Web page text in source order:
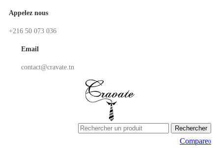
Appelez nous
+216 50 073 036
Email
contact@cravate.tn
Rechercher
Compare0